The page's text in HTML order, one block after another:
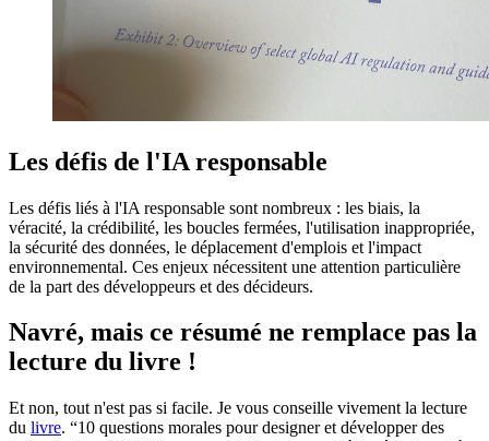
Les défis de l'IA responsable
Les défis liés à l'IA responsable sont nombreux : les biais, la
véracité, la crédibilité, les boucles fermées, l'utilisation inappropriée,
la sécurité des données, le déplacement d'emplois et l'impact
environnemental. Ces enjeux nécessitent une attention particulière
de la part des développeurs et des décideurs.
Navré, mais ce résumé ne remplace pas la
lecture du livre !
Et non, tout n'est pas si facile. Je vous conseille vivement la lecture
du livre. “10 questions morales pour designer et développer des